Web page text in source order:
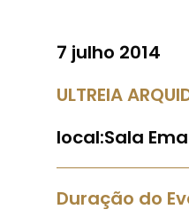
7 julho 2014
ULTREIA
local:Sala
Duração do